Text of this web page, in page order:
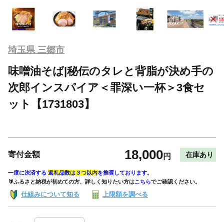
埼玉県 三郷市
味噌油そば|秘伝のタレと背脂が決め手の
次郎インスパイア＜罪深い一杯＞3食セ
ット【1731803】
寄付金額 18,000円 在庫あり
一度に決済する 返礼品数は３つ以内を推奨しております。
🔰ふるさと納税が初めての方、詳しく知りたい方はこちらでご確認ください。
仕組みについて知る 上限額を調べる